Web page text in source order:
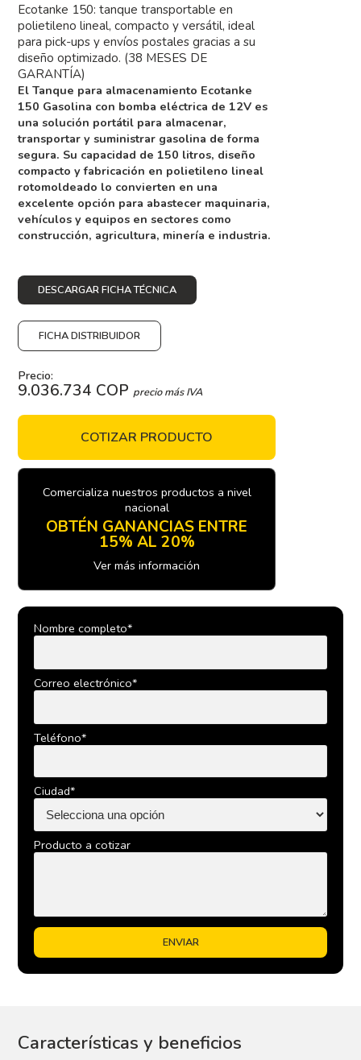
Ecotanke 150: tanque transportable en
polietileno lineal, compacto y versátil, ideal
para pick-ups y envíos postales gracias a su
diseño optimizado. (38 MESES DE
GARANTÍA)
El Tanque para almacenamiento Ecotanke
150 Gasolina con bomba eléctrica de 12V es
una solución portátil para almacenar,
transportar y suministrar gasolina de forma
segura. Su capacidad de 150 litros, diseño
compacto y fabricación en polietileno lineal
rotomoldeado lo convierten en una
excelente opción para abastecer maquinaria,
vehículos y equipos en sectores como
construcción, agricultura, minería e industria.
DESCARGAR FICHA TÉCNICA
FICHA DISTRIBUIDOR
Precio:
9.036.734 COPprecio más IVA
COTIZAR PRODUCTO
Comercializa nuestros productos a nivel
nacional
OBTÉN GANANCIAS ENTRE
15% AL 20%
Ver más información
Nombre completo*
Correo electrónico*
Teléfono*
Ciudad*
Producto a cotizar
Características y beneficios